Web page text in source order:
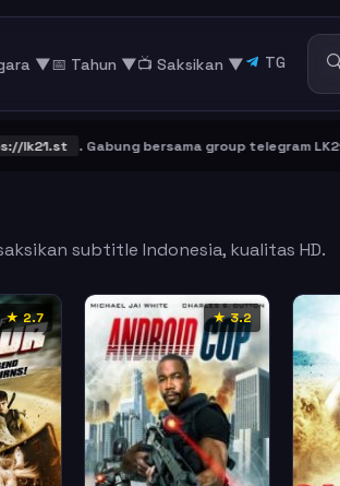
▼📅 Tahun ▼📺 Saksikan ▼ TG
. Gabung bersama group telegram LK21 di
subtitle Indonesia, kualitas HD.
★ 2.7 ★ 3.2